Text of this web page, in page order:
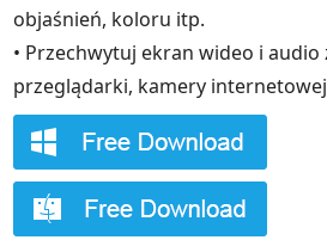
objaśnień, koloru itp.
• Przechwytuj ekran wideo i
przeglądarki, kamery